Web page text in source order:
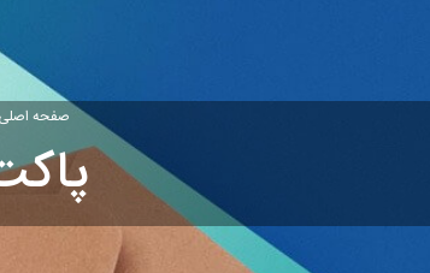
صفحه اصلی